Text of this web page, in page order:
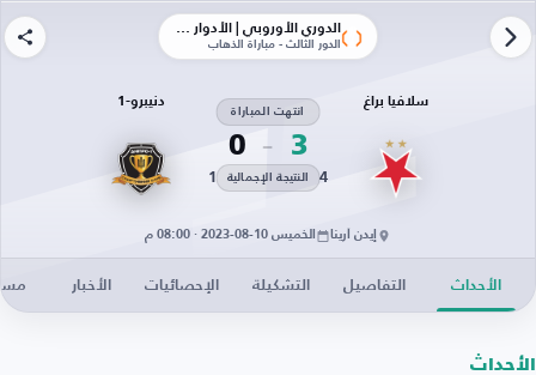
الدوري الأوروبي | الأدوار الإقصائية
الدور الثالث - مباراة الذهاب
سلافيا براغ
3
انتهت المباراة
0
4 النتيجة الإجمالية 1
دنيبرو-1
إيدن أرينا الخميس 10-08-2023 · 08:00 م
الأحداث التفاصيل التشكيلة الإحصائيات الأخبار
الأحداث